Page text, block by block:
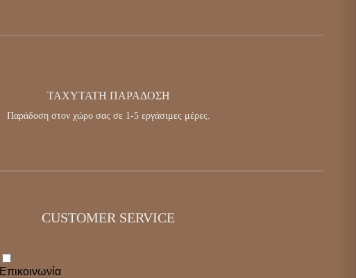
ΤΑΧΎΤΑΤΗ ΠΑΡΆΔΟΣΗ
Παράδοση στον χώρο σας σε 1-5 εργάσιμες μέρες.
CUSTOMER SERVICE
Επικοινωνία